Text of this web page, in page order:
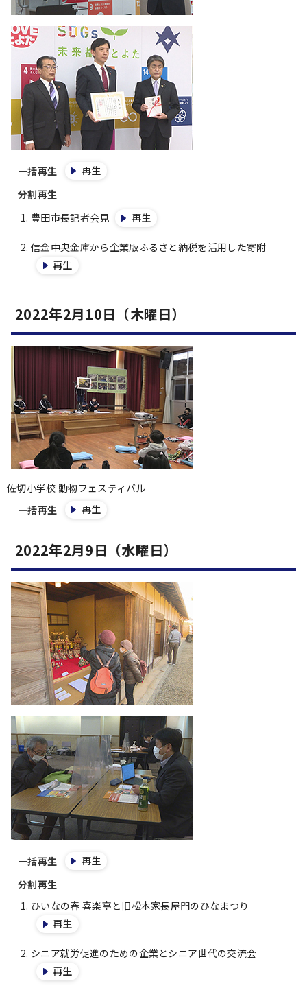
一括再生
再生
分割再生
豊田市長記者会見
再生
信金中央金庫から企業版ふるさと納税を活用した寄附
再生
2022年2月10日（木曜日）
佐切小学校 動物フェスティバル
一括再生
再生
2022年2月9日（水曜日）
一括再生
再生
分割再生
ひいなの春 喜楽亭と旧松本家長屋門のひなまつり
再生
シニア就労促進のための企業とシニア世代の交流会
再生